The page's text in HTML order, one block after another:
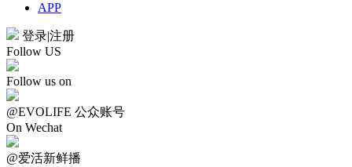
APP
登录|注册
Follow US
Follow us on
@EVOLIFE 公众账号
On Wechat
@爱活新鲜播